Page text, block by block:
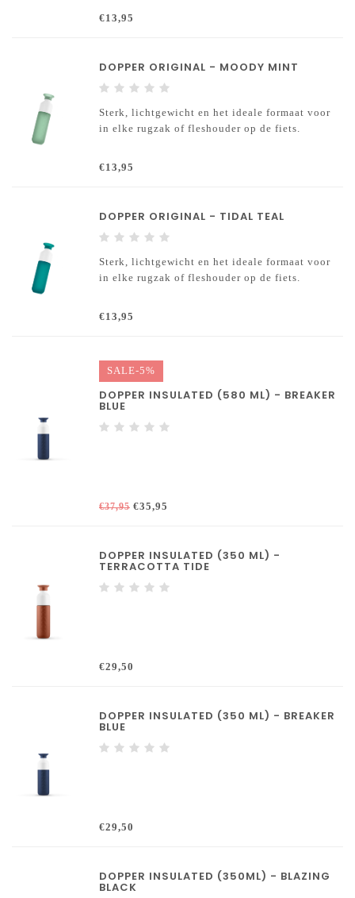
€13,95
DOPPER ORIGINAL - MOODY MINT
Sterk, lichtgewicht en het ideale formaat voor
in elke rugzak of fleshouder op de fiets.
€13,95
DOPPER ORIGINAL - TIDAL TEAL
Sterk, lichtgewicht en het ideale formaat voor
in elke rugzak of fleshouder op de fiets.
€13,95
SALE-5%
DOPPER INSULATED (580 ML) - BREAKER
BLUE
€37,95 €35,95
DOPPER INSULATED (350 ML) -
TERRACOTTA TIDE
€29,50
DOPPER INSULATED (350 ML) - BREAKER
BLUE
€29,50
DOPPER INSULATED (350ML) - BLAZING
BLACK